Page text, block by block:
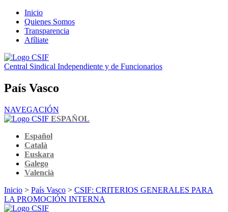
Inicio
Quienes Somos
Transparencia
Afíliate
Central Sindical Independiente y de Funcionarios
País Vasco
NAVEGACIÓN
ESPAÑOL
Español
Català
Euskara
Galego
Valencià
Inicio > País Vasco > CSIF: CRITERIOS GENERALES PARA
LA PROMOCIÓN INTERNA